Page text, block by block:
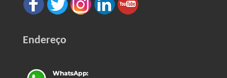
Endereço